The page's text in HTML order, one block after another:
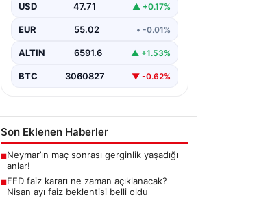
USD 47.71 ▲ +0.17%
EUR 55.02 • -0.01%
ALTIN 6591.6 ▲ +1.53%
BTC 3060827 ▼ -0.62%
Son Eklenen Haberler
■Neymar’ın maç sonrası gerginlik yaşadığı
anlar!
■FED faiz kararı ne zaman açıklanacak?
Nisan ayı faiz beklentisi belli oldu